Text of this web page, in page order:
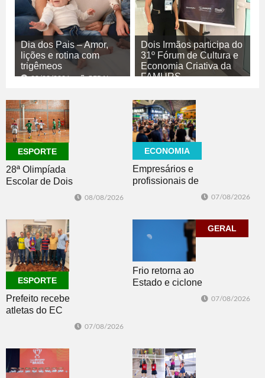
Dia dos Pais – Amor,
lições e rotina com
trigêmeos
08/08/2026 GERAL
Dois Irmãos participa do
31º Fórum de Cultura e
Economia Criativa da
FAMURS
CULTURA
ESPORTE
28ª Olimpíada
Escolar de Dois
08/08/2026
ECONOMIA
Empresários e
profissionais de
07/08/2026
ESPORTE
Prefeito recebe
atletas do EC
Master 65+
07/08/2026
GERAL
Frio retorna ao
Estado e ciclone
07/08/2026